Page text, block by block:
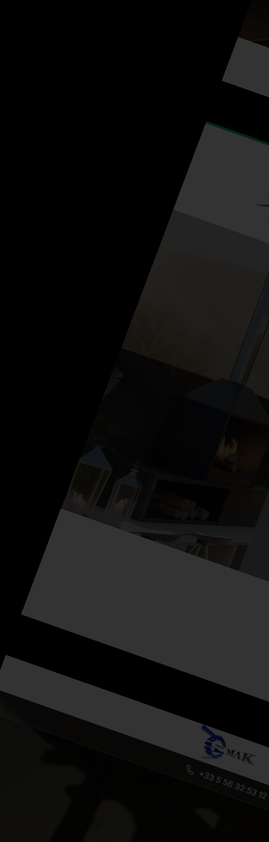
Studio
Bell Habitat